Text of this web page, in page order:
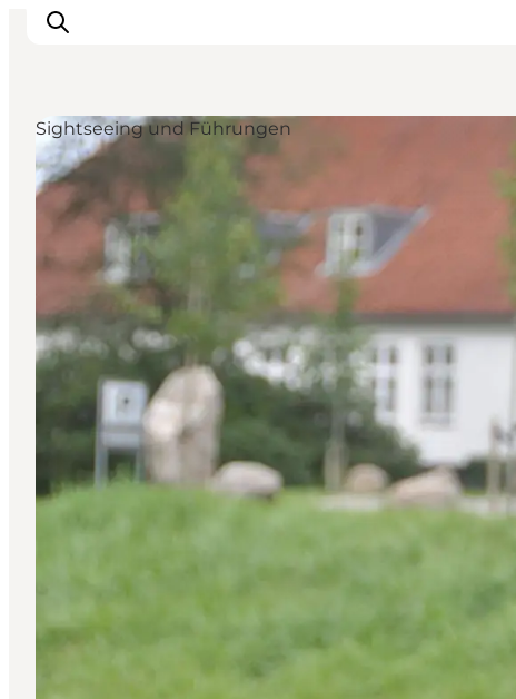
Restaurants
Schlafen
Nature
Städte
Events
Explore
Sightseeing und Führungen